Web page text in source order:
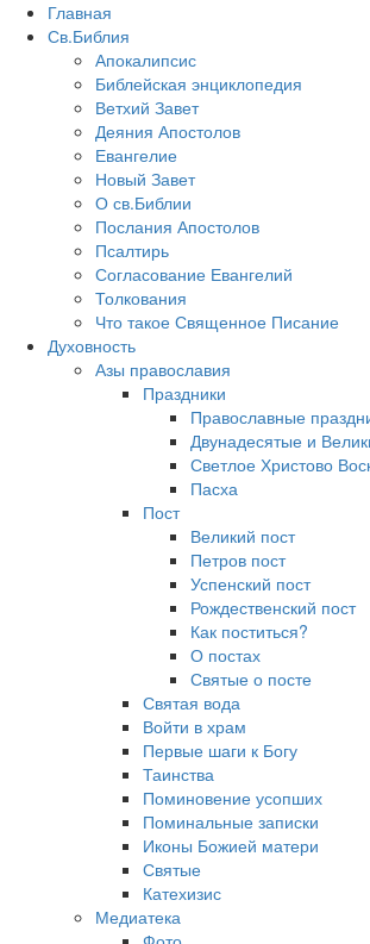
Главная
Св.Библия
Апокалипсис
Библейская энциклопедия
Ветхий Завет
Деяния Апостолов
Евангелие
Новый Завет
О св.Библии
Послания Апостолов
Псалтирь
Согласование Евангелий
Толкования
Что такое Священное Писание
Духовность
Азы православия
Праздники
Православные
Двунадесятые и
Светлое Христово
Пасха
Пост
Великий пост
Петров пост
Успенский пост
Рождественский пост
Как поститься?
О постах
Святые о посте
Святая вода
Войти в храм
Первые шаги к Богу
Таинства
Поминовение усопших
Поминальные записки
Иконы Божией матери
Святые
Катехизис
Медиатека